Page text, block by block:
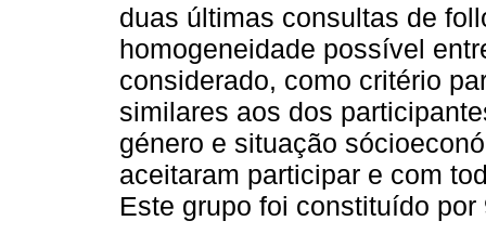
duas últimas consultas de
homogeneidade possível
considerado, como critério
similares aos dos
género e situação
aceitaram participar e com
Este grupo foi constituído por